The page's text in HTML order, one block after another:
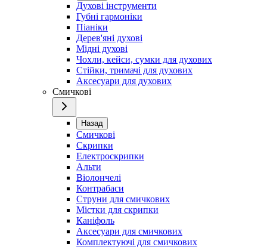
Духові інструменти
Губні гармоніки
Піаніки
Дерев'яні духові
Мідні духові
Чохли, кейси, сумки для духових
Стійки, тримачі для духових
Аксесуари для духових
Смичкові
Назад
Смичкові
Скрипки
Електроскрипки
Альти
Віолончелі
Контрабаси
Струни для смичкових
Містки для скрипки
Каніфоль
Аксесуари для смичкових
Комплектуючі для смичкових